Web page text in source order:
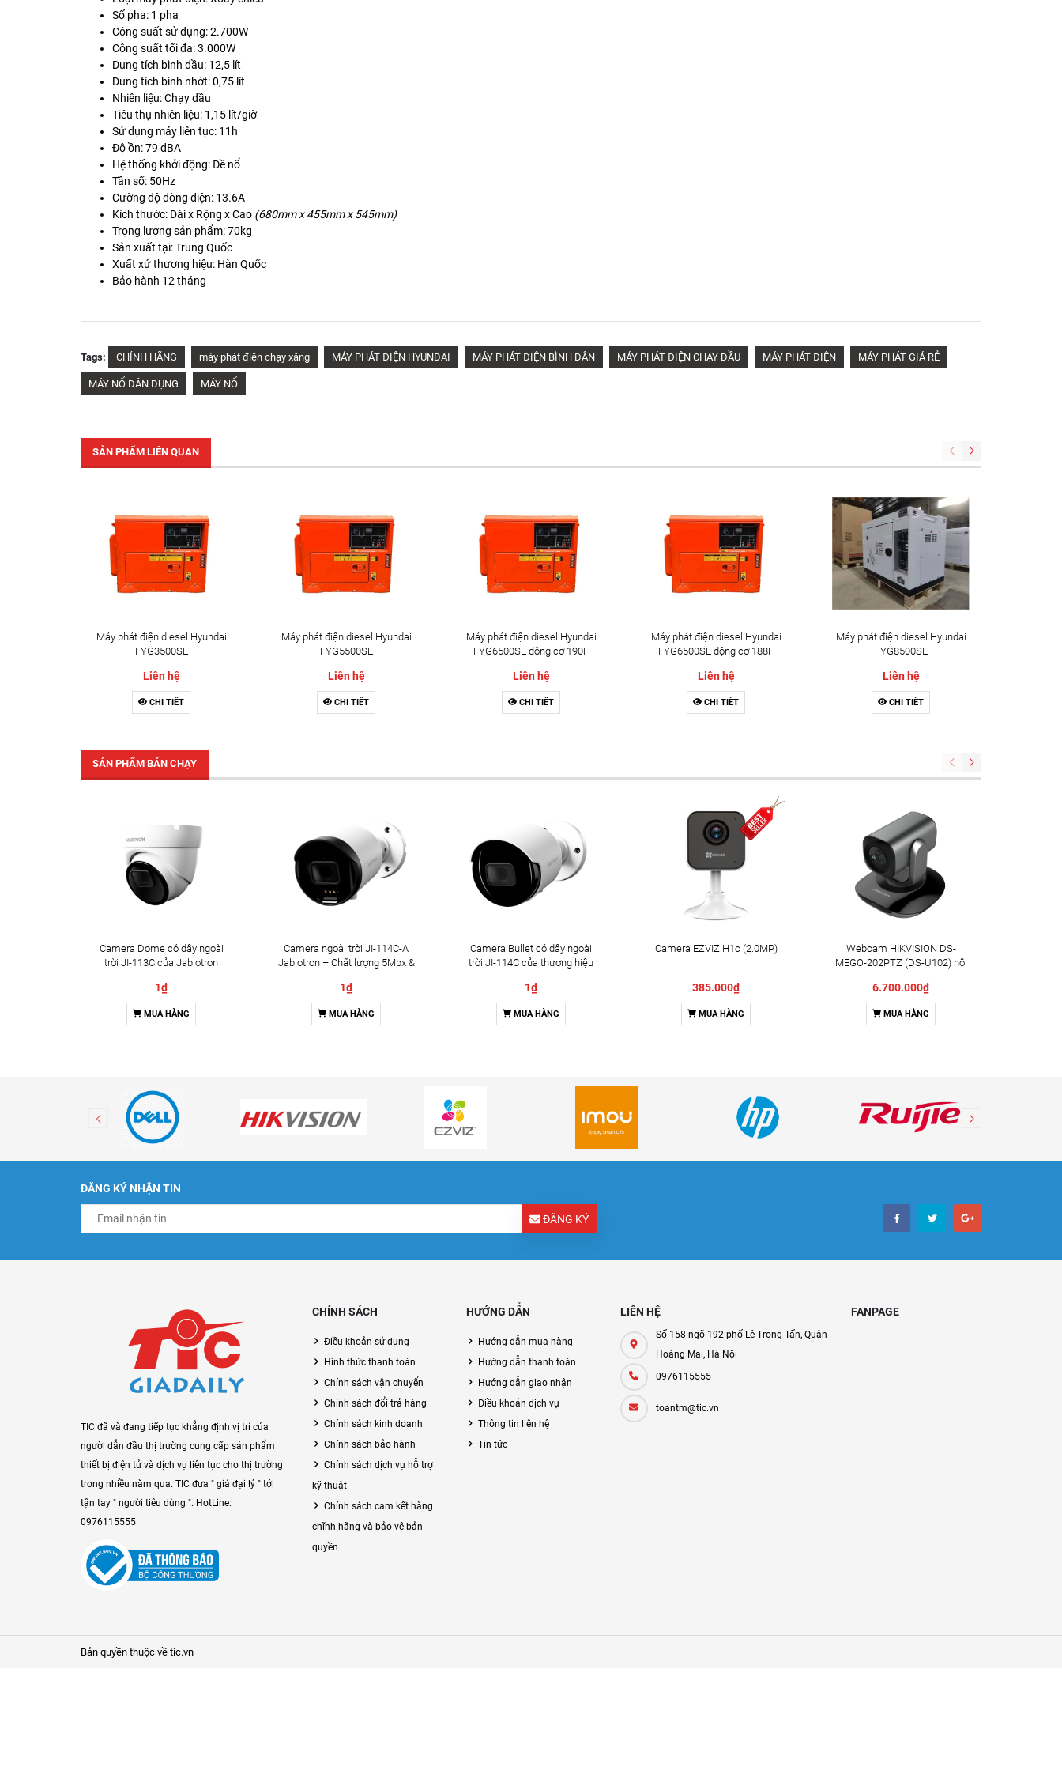
Số pha: 1 pha
Công suất sử dụng: 2.700W
Công suất tối đa: 3.000W
Dung tích bình dầu: 12,5 lít
Dung tích bình nhớt: 0,75 lít
Nhiên liệu: Chạy dầu
Tiêu thụ nhiên liệu: 1,15 lít/giờ
Sử dụng máy liên tục: 11h
Độ ồn: 79 dBA
Hệ thống khởi động: Đề nổ
Tần số: 50Hz
Cường độ dòng điện: 13.6A
Kích thước: Dài x Rộng x Cao (680mm x 455mm x 545mm)
Trọng lượng sản phẩm: 70kg
Sản xuất tại: Trung Quốc
Xuất xứ thương hiệu: Hàn Quốc
Bảo hành 12 tháng
Tags: CHÍNH HÃNG máy phát điện chạy xăng MÁY PHÁT ĐIỆN HYUNDAI MÁY PHÁT ĐIỆN BÌNH DÂN MÁY PHÁT ĐIỆN CHẠY DẦU MÁY PHÁT ĐIỆN MÁY PHÁT GIÁ RẺ
MÁY NỔ DÂN DỤNG MÁY NỔ
SẢN PHẨM LIÊN QUAN
Máy phát điện diesel Hyundai
FYG3500SE
Liên hệ
CHI TIẾT
Máy phát điện diesel Hyundai
FYG5500SE
Liên hệ
CHI TIẾT
Máy phát điện diesel Hyundai
FYG6500SE động cơ 190F
Liên hệ
CHI TIẾT
Máy phát điện diesel Hyundai
FYG6500SE động cơ 188F
Liên hệ
CHI TIẾT
Máy phát điện diesel Hyundai
FYG8500SE
Liên hệ
CHI TIẾT
SẢN PHẨM BÁN CHẠY
Camera Dome có dây ngoài
trời JI-113C của Jablotron
1₫
MUA HÀNG
Camera ngoài trời JI-114C-A
Jablotron – Chất lượng 5Mpx &
1₫
MUA HÀNG
Camera Bullet có dây ngoài
trời JI-114C của thương hiệu
1₫
MUA HÀNG
Camera EZVIZ H1c (2.0MP)
385.000₫
MUA HÀNG
Webcam HIKVISION DS-
MEGO-202PTZ (DS-U102) hội
6.700.000₫
MUA HÀNG
ĐĂNG KÝ NHẬN TIN
ĐĂNG KÝ
TIC đã và đang tiếp tục khẳng định vị trí của
người dẫn đầu thị trường cung cấp sản phẩm
thiết bị điện tử và dịch vụ liên tục cho thị trường
trong nhiều năm qua. TIC đưa " giá đại lý " tới
tận tay " người tiêu dùng ". HotLine:
0976115555
CHÍNH SÁCH
Điều khoản sử dụng
Hình thức thanh toán
Chính sách vận chuyển
Chính sách đổi trả hàng
Chính sách kinh doanh
Chính sách bảo hành
Chính sách dịch vụ hỗ trợ
kỹ thuật
Chính sách cam kết hàng
chĩnh hãng và bảo vệ bản
quyền
HƯỚNG DẪN
Hướng dẫn mua hàng
Hướng dẫn thanh toán
Hướng dẫn giao nhận
Điều khoản dịch vụ
Thông tin liên hệ
Tin tức
LIÊN HỆ
Số 158 ngõ 192 phố Lê Trọng Tấn, Quận
Hoàng Mai, Hà Nội
0976115555
toantm@tic.vn
FANPAGE
Bản quyền thuộc về tic.vn